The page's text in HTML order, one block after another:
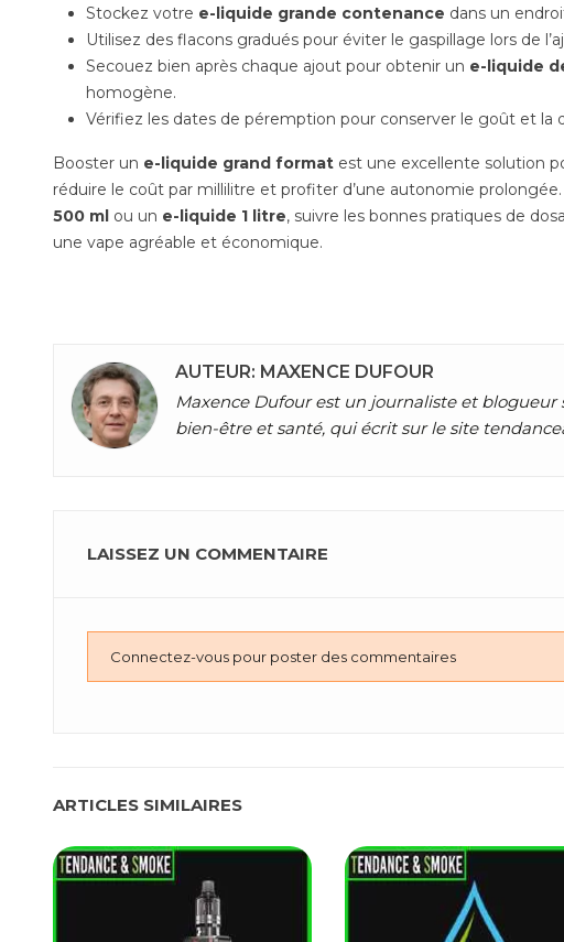
Stockez votre e-liquide grande contenance dans un
Utilisez des flacons gradués pour éviter le gaspillage lors de
Secouez bien après chaque ajout pour obtenir un e-liquide
homogène.
Vérifiez les dates de péremption pour conserver le goût et la
Booster un e-liquide grand format est une excellente solution
réduire le coût par millilitre et profiter d’une autonomie
500 ml ou un e-liquide 1 litre, suivre les bonnes pratiques de
une vape agréable et économique.
AUTEUR: MAXENCE DUFOUR
Maxence Dufour est un journaliste et blogueur
bien-être et santé, qui écrit sur le site
LAISSEZ UN COMMENTAIRE
Connectez-vous pour poster des commentaires
ARTICLES SIMILAIRES